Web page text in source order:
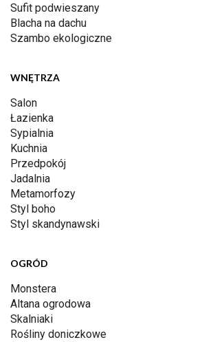
Sufit podwieszany
Blacha na dachu
Szambo ekologiczne
WNĘTRZA
Salon
Łazienka
Sypialnia
Kuchnia
Przedpokój
Jadalnia
Metamorfozy
Styl boho
Styl skandynawski
OGRÓD
Monstera
Altana ogrodowa
Skalniaki
Rośliny doniczkowe